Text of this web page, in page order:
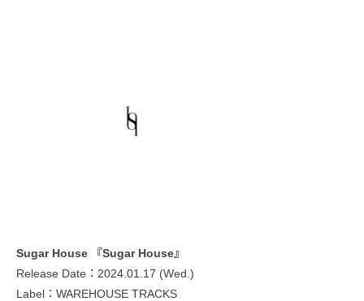
Sugar House 『Sugar House』
Release Date：2024.01.17 (Wed.)
Label：WAREHOUSE TRACKS